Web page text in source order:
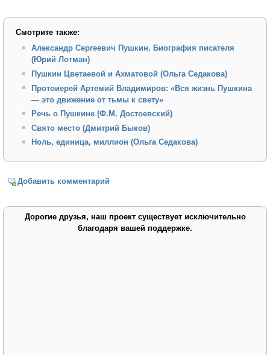
Смотрите также:
Александр Сергеевич Пушкин. Биография писателя
(Юрий Лотман)
Пушкин Цветаевой и Ахматовой (Ольга Седакова)
Протоиерей Артемий Владимиров: «Вся жизнь Пушкина
— это движение от тьмы к свету»
Речь о Пушкине (Ф.М. Достоевский)
Свято место (Дмитрий Быков)
Ноль, единица, миллион (Ольга Седакова)
Добавить комментарий
Дорогие друзья, наш проект существует исключительно
благодаря вашей поддержке.